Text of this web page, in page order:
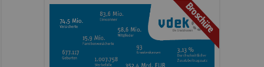
Broschüre